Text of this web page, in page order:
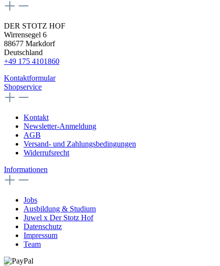
DER STOTZ HOF
Wirrensegel 6
88677 Markdorf
Deutschland
+49 175 4101860
Kontaktformular
Shopservice
Kontakt
Newsletter-Anmeldung
AGB
Versand- und Zahlungsbedingungen
Widerrufsrecht
Informationen
Jobs
Ausbildung & Studium
Juwel x Der Stotz Hof
Datenschutz
Impressum
Team